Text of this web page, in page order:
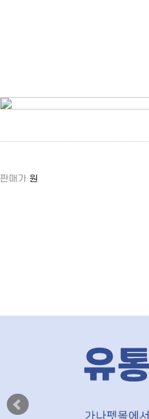
판매가 원